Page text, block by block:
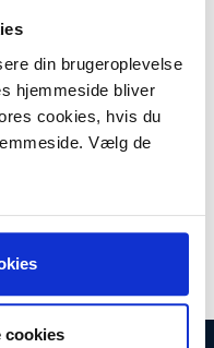
din brugeroplevelse
hjemmeside bliver
cookies, hvis du
Vælg de
cookies